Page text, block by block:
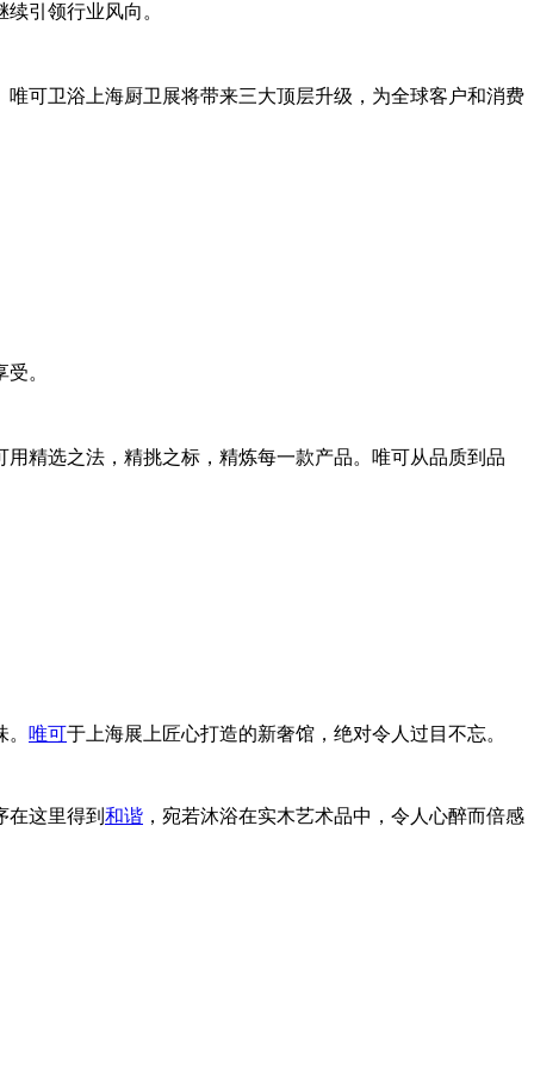
引领行业风向。
可卫浴上海厨卫展将带来三大顶层升级，为全球客户和消费
。
精选之法，精挑之标，精炼每一款产品。唯可从品质到品
唯可于上海展上匠心打造的新奢馆，绝对令人过目不忘。
这里得到 和谐 ，宛若沐浴在实木艺术品中，令人心醉而倍感